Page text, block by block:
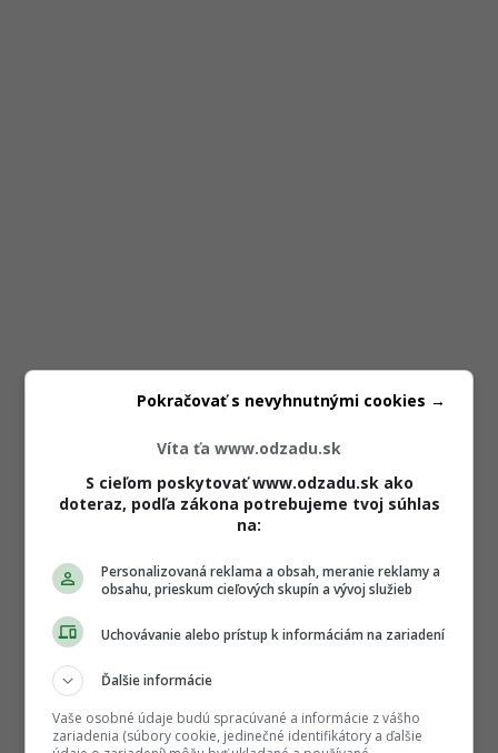
Víta ťa www.odzadu.sk
S cieľom poskytovať www.odzadu.sk ako
doteraz, podľa zákona potrebujeme tvoj súhlas
na:
Personalizovaná reklama a obsah, meranie reklamy a
obsahu, prieskum cieľových skupín a vývoj služieb
Uchovávanie alebo prístup k informáciám na zariadení
Ďalšie informácie
Vaše osobné údaje budú spracúvané a informácie z vášho
zariadenia (súbory cookie, jedinečné identifikátory a ďalšie
Pokračovať s nevyhnutnými cookies →